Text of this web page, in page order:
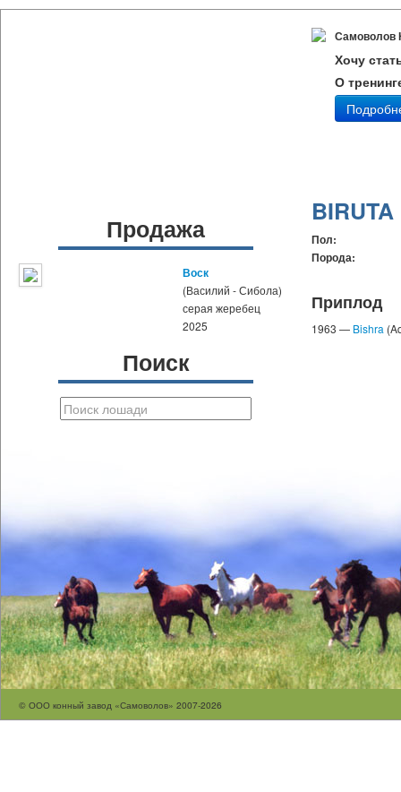
Самоволов
Хочу
О
Продажа
Воск
(Василий - Сибола)
серая жеребец
2025
Поиск
BIRUTA
Пол:
Порода:
Приплод
1963 — Bishra
© ООО конный завод «Самоволов» 2007-2026